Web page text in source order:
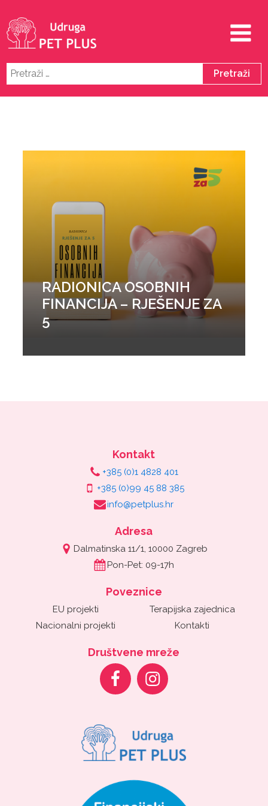
Pretraži:
RADIONICA OSOBNIH
FINANCIJA – RJEŠENJE ZA
5
Kontakt
+385 (0)1 4828 401
+385 (0)99 45 88 385
info@petplus.hr
Adresa
Dalmatinska 11/1, 10000 Zagreb
Pon-Pet: 09-17h
Poveznice
EU projekti
Nacionalni projekti
Terapijska zajednica
Kontakti
Društvene mreže